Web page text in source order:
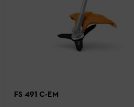
FS 491 C-EM